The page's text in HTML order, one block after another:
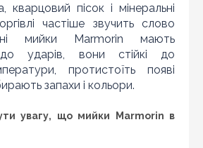
кварцовий пісок і мінеральні
частіше звучить слово
мийки Marmorin мають
до ударів, вони стійкі до
протистоїть появі
запахи і кольори.
увагу, що мийки Marmorin в
магазину! Якщо ви блукаючи
ціну потрібного Вам товару
... дайте нам знати, і ми будемо
вигіднішу для Вас ціну (за умови,
повинен бути у конкурента в
даний товар в іншому інтернет-
і діюча)